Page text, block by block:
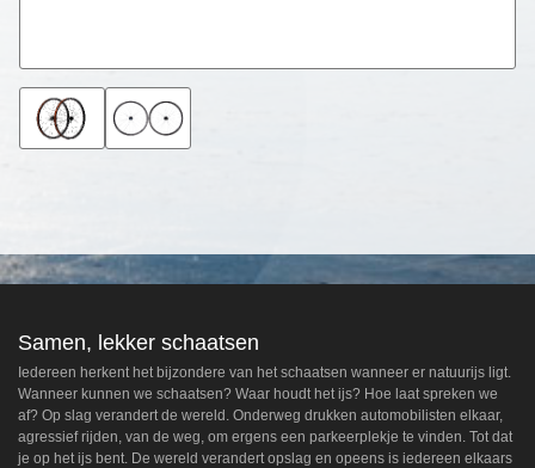
Samen, lekker schaatsen
Iedereen herkent het bijzondere van het schaatsen wanneer er natuurijs ligt.
Wanneer kunnen we schaatsen? Waar houdt het ijs? Hoe laat spreken we
af? Op slag verandert de wereld. Onderweg drukken automobilisten elkaar,
agressief rijden, van de weg, om ergens een parkeerplekje te vinden. Tot dat
je op het ijs bent. De wereld verandert opslag en opeens is iedereen elkaars